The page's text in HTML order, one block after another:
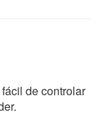
de controlar